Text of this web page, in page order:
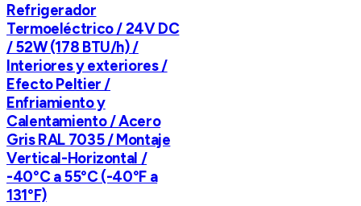
Refrigerador
Termoeléctrico / 24V DC
/ 52W (178 BTU/h) /
Interiores y exteriores /
Efecto Peltier /
Enfriamiento y
Calentamiento / Acero
Gris RAL 7035 / Montaje
Vertical-Horizontal /
-40°C a 55°C (-40°F a
131°F)